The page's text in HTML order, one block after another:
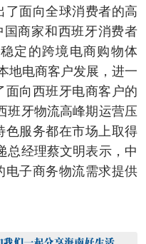
了面向全球消费者的高
国商家和西班牙消费者
定的跨境电商购物体
地电商客户发展，进一
面向西班牙电商客户的
班牙物流高峰期运营压
色服务都在市场上取得
总经理蔡文明表示，中
电子商务物流需求提供